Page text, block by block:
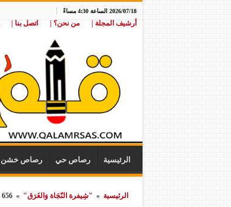
2026/07/18 الساعة 4:30 مساءً
أرشيف المجلة | من نحن؟ | اتصل بنا |
الرئيسية رصاص حي رصاص خشن
الرئيسية » "شِيفرة النّجَاة وَالغَرَق" »
656